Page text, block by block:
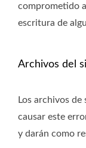
comprometido
escritura de
Archivos del
Los archivos
causar este
y darán como